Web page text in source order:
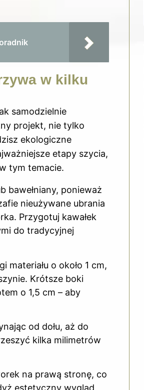
w kilku
samodzielnie
projekt, nie tylko
ekologiczne
etapy szycia,
tym temacie.
bawełniany, ponieważ
nieużywane ubrania
Przygotuj kawałek
do tradycyjnej
materiału o około 1 cm,
Krótsze boki
o 1,5 cm – aby
od dołu, aż do
kilka milimetrów
na prawą stronę, co